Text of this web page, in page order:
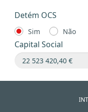
Detém OCS
Sim Não
Capital Social